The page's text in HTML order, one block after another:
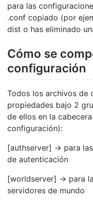
para las
.conf copiado (por
dist o has eliminado
Cómo se
configuración
Todos los archivos de
propiedades bajo 2
de ellos en la
configuración):
[authserver] -> para
de autenticación
[worldserver] -> para
servidores de mundo